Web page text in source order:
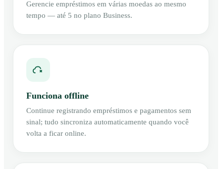
Gerencie empréstimos em várias moedas ao mesmo
tempo — até 5 no plano Business.
Funciona offline
Continue registrando empréstimos e pagamentos sem
sinal; tudo sincroniza automaticamente quando você
volta a ficar online.